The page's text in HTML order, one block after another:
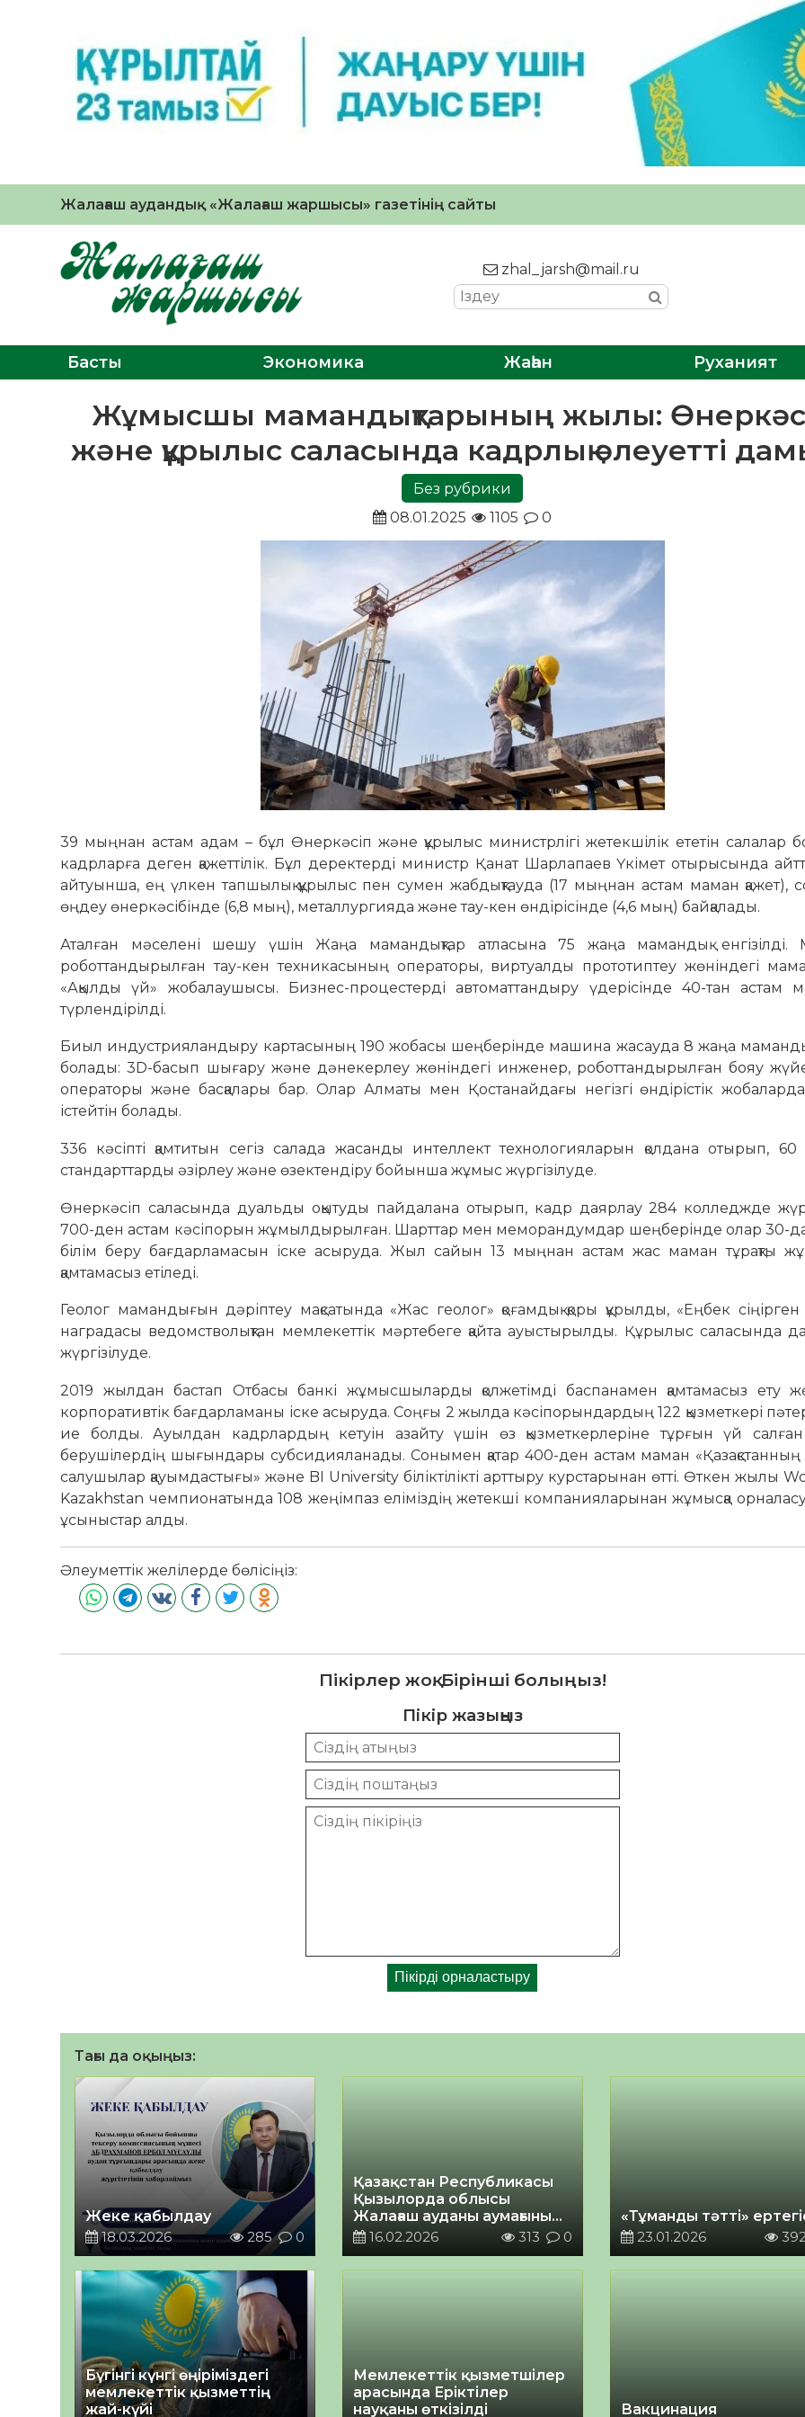
Жалағаш аудандық «Жалағаш жаршысы» газетінің сайты
zhal_jarsh@mail.ru
Басты Экономика Жаһан Руханият
Жұмысшы мамандықтарының жылы:
және құрылыс саласында кадрлық әлеуетті
Без рубрики
08.01.2025
1105 0
39 мыңнан астам адам – бұл Өнеркәсіп және құрылыс министрлігі жетекшілік ететін салалар
кадрларға деген қажеттілік. Бұл деректерді министр Қанат Шарлапаев Үкімет отырысында
айтуынша, ең үлкен тапшылық құрылыс пен сумен жабдықтауда (17 мыңнан астам маман қажет),
өңдеу өнеркәсібінде (6,8 мың), металлургияда және тау-кен өндірісінде (4,6 мың) байқалады.
Аталған мәселені шешу үшін Жаңа мамандықтар атласына 75 жаңа мамандық енгізілді.
роботтандырылған тау-кен техникасының операторы, виртуалды прототиптеу жөніндегі
«Ақылды үй» жобалаушысы. Бизнес-процестерді автоматтандыру үдерісінде 40-тан астам
түрлендірілді.
Биыл индустрияландыру картасының 190 жобасы шеңберінде машина жасауда 8 жаңа
болады: 3D-басып шығару және дәнекерлеу жөніндегі инженер, роботтандырылған бояу
операторы және басқалары бар. Олар Алматы мен Қостанайдағы негізгі өндірістік
істейтін болады.
336 кәсіпті қамтитын сегіз салада жасанды интеллект технологияларын қолдана отырып, 60
стандарттарды әзірлеу және өзектендіру бойынша жұмыс жүргізілуде.
Өнеркәсіп саласында дуальды оқытуды пайдалана отырып, кадр даярлау 284 колледжде
700-ден астам кәсіпорын жұмылдырылған. Шарттар мен меморандумдар шеңберінде олар 30-
білім беру бағдарламасын іске асыруда. Жыл сайын 13 мыңнан астам жас маман тұрақты
қамтамасыз етіледі.
Геолог мамандығын дәріптеу мақсатында «Жас геолог» қоғамдық қоры құрылды, «Еңбек сіңірген
наградасы ведомстволықтан мемлекеттік мәртебеге қайта ауыстырылды. Құрылыс саласында
жүргізілуде.
2019 жылдан бастап Отбасы банкі жұмысшыларды қолжетімді баспанамен қамтамасыз ету
корпоративтік бағдарламаны іске асыруда. Соңғы 2 жылда кәсіпорындардың 122 қызметкері пәтер
ие болды. Ауылдан кадрлардың кетуін азайту үшін өз қызметкерлеріне тұрғын үй
берушілердің шығындары субсидияланады. Сонымен қатар 400-ден астам маман «Қазақстанның
салушылар қауымдастығы» және BI University біліктілікті арттыру курстарынан өтті. Өткен жылы
Kazakhstan чемпионатында 108 жеңімпаз еліміздің жетекші компанияларынан жұмысқа
ұсыныстар алды.
Әлеуметтік желілерде бөлісіңіз:
Пікірлер жоқ. Бірінші болыңыз!
Пікір жазыңыз
Тағы да оқыңыз:
Жеке қабылдау
18.03.2026
285 0
Қазақстан Республикасы
Қызылорда облысы
Жалағаш ауданы аумағының
Қауіпсіздік паспорты
16.02.2026 313 0
«Тұманды тәтті»
23.01.2026
392
Бүгінгі күнгі өңіріміздегі
мемлекеттік қызметтің
жай-күйі
Мемлекеттік қызметшілер
арасында Еріктілер
науқаны өткізілді
Вакцинация